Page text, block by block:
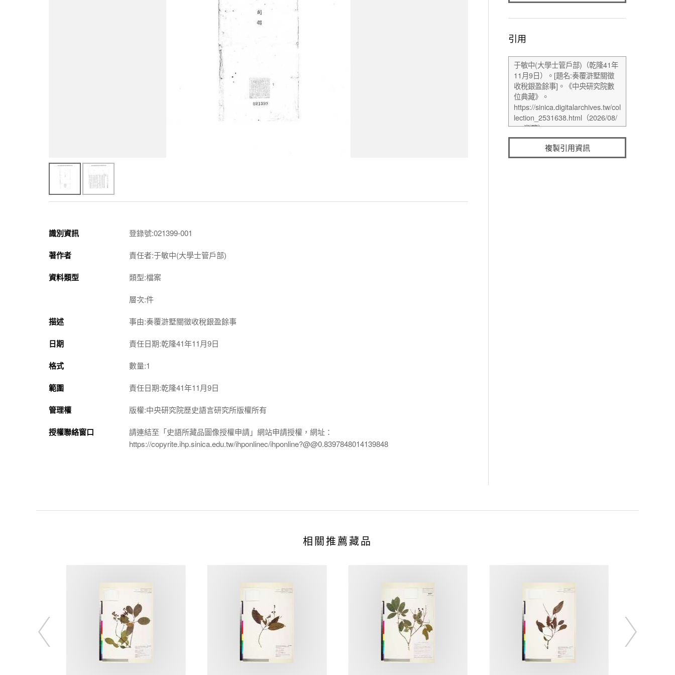
識別資訊 登錄號:021399-001
著作者 責任者:于敏中(大學士管戶部)
資料類型 類型:檔案
層次:件
描述 事由:奏覆滸墅關徵收稅銀盈餘事
日期 責任日期:乾隆41年11月9日
格式 數量:1
範圍 責任日期:乾隆41年11月9日
管理權 版權:中央研究院歷史語言研究所版權所有
授權聯絡窗口
請連結至「史語所藏品圖像授權申請」網站申請授權，網址：
https://copyrite.ihp.sinica.edu.tw/ihponlinec/ihponline?@@0.8397848014139848
引用
複製引用資訊
相關推薦藏品